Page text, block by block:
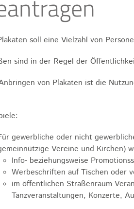
soll eine Vielzahl von
sind in der Regel der
von Plakaten ist die
gewerbliche oder nicht
Vereine und Kirchen)
Info- beziehungsweise
Werbeschriften auf Tischen oder
im öffentlichen Straßenraum
Tanzveranstaltungen, Konzerte,